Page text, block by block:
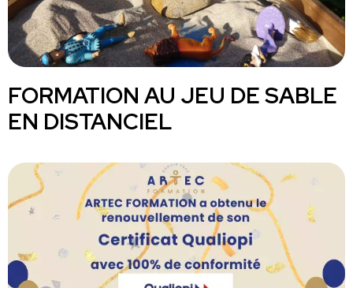
FORMATION AU JEU DE SABLE
EN DISTANCIEL